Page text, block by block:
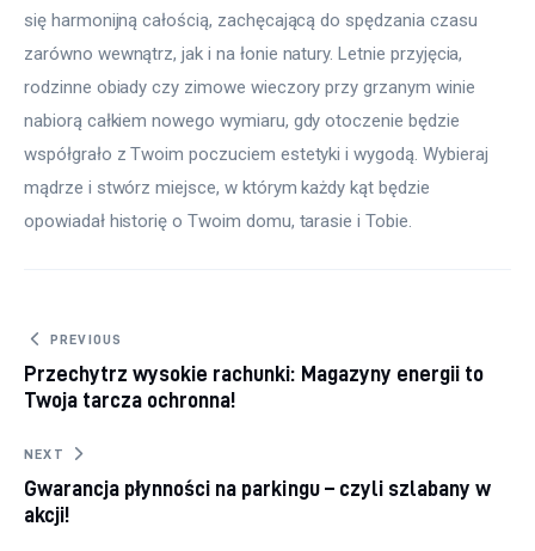
się harmonijną całością, zachęcającą do spędzania czasu
zarówno wewnątrz, jak i na łonie natury. Letnie przyjęcia,
rodzinne obiady czy zimowe wieczory przy grzanym winie
nabiorą całkiem nowego wymiaru, gdy otoczenie będzie
współgrało z Twoim poczuciem estetyki i wygodą. Wybieraj
mądrze i stwórz miejsce, w którym każdy kąt będzie
opowiadał historię o Twoim domu, tarasie i Tobie.
Nawigacja wpisu
PREVIOUS
Przechytrz wysokie rachunki: Magazyny energii to
Twoja tarcza ochronna!
NEXT
Gwarancja płynności na parkingu – czyli szlabany w
akcji!